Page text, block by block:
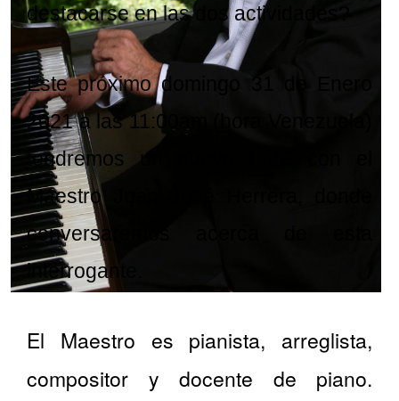
destacarse en las dos actividades?
Este próximo domingo 31 de Enero
2021 a las 11:00am (hora Venezuela)
tendremos un nuevo LIVE con el
Maestro Juan José Herrera, donde
conversaremos acerca de esta
interrogante.
El Maestro es pianista, arreglista,
compositor y docente de piano.